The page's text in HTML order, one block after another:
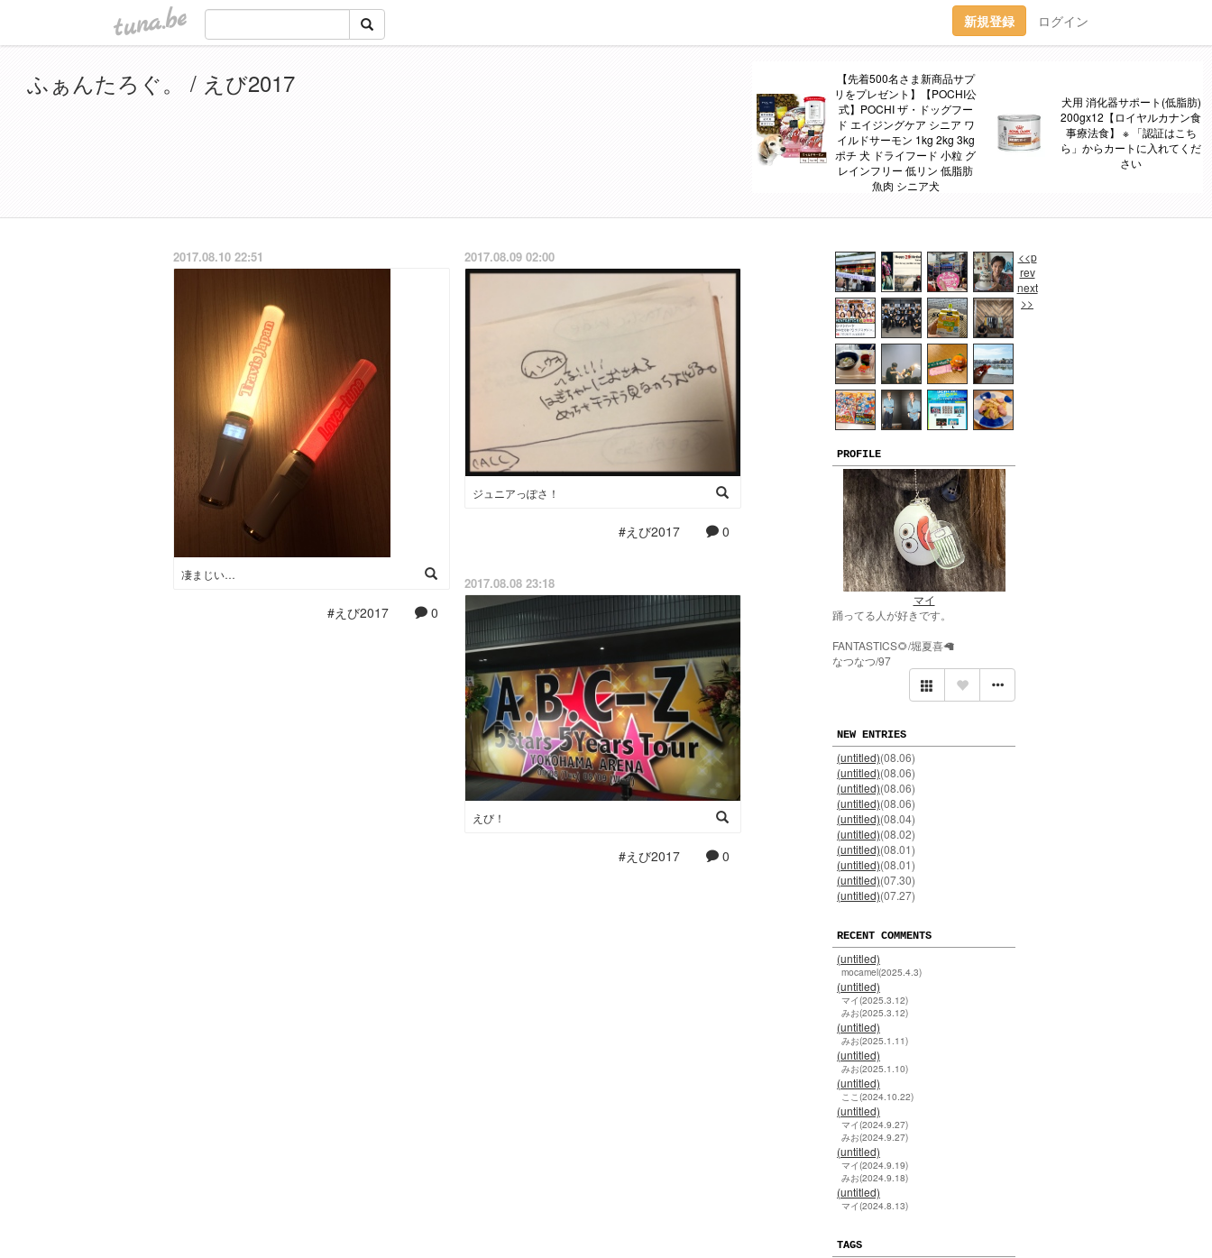
tuna.be 新規登録 ログイン
【先着500名さま新商品サプ
リをプレゼント】【POCHI公
式】POCHI ザ・ドッグフー
ド エイジングケア シニア ワ
イルドサーモン 1kg 2kg 3kg
ポチ 犬 ドライフード 小粒 グ
レインフリー 低リン 低脂肪
魚肉 シニア犬
犬用 消化器サポート(低脂肪)
200gx12【ロイヤルカナン食
事療法食】 ※ 「認証はこち
ら」からカートに入れてくだ
さい
ふぁんたろぐ。 / えび2017
<<p
rev
next
>>
PROFILE
マイ
踊ってる人が好きです。
FANTASTICS🌻/堀夏喜🦙
なつなつ/97
NEW ENTRIES
(untitled)(08.06)
(untitled)(08.06)
(untitled)(08.06)
(untitled)(08.06)
(untitled)(08.04)
(untitled)(08.02)
(untitled)(08.01)
(untitled)(08.01)
(untitled)(07.30)
(untitled)(07.27)
RECENT COMMENTS
(untitled)
mocamel(2025.4.3)
(untitled)
マイ(2025.3.12)
みお(2025.3.12)
(untitled)
みお(2025.1.11)
(untitled)
みお(2025.1.10)
(untitled)
ここ(2024.10.22)
(untitled)
マイ(2024.9.27)
みお(2024.9.27)
(untitled)
マイ(2024.9.19)
みお(2024.9.18)
(untitled)
マイ(2024.8.13)
TAGS
2017.08.10 22:51
凄まじい…
#えび2017 0
2017.08.09 02:00
ジュニアっぽさ！
#えび2017 0
2017.08.08 23:18
えび！
#えび2017 0